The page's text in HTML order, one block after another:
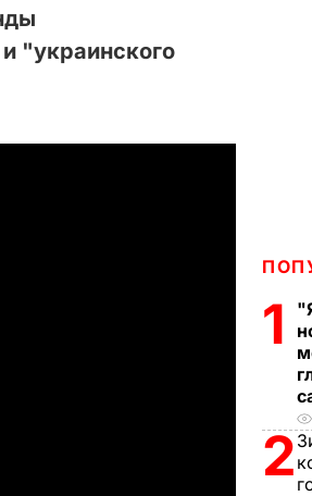
"украинского
1
2